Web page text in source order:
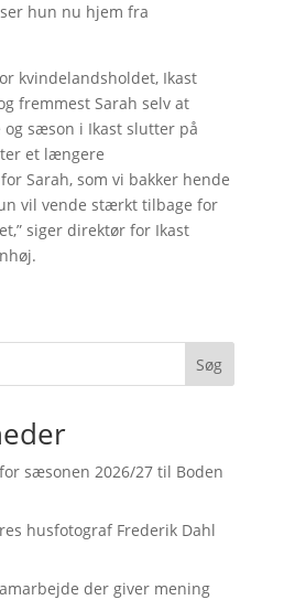
hun nu hjem fra
kvindelandsholdet, Ikast
fremmest Sarah selv at
sæson i Ikast slutter på
et længere
Sarah, som vi bakker hende
vil vende stærkt tilbage for
siger direktør for Ikast
Søg
sæsonen 2026/27 til Boden
husfotograf Frederik Dahl
der giver mening